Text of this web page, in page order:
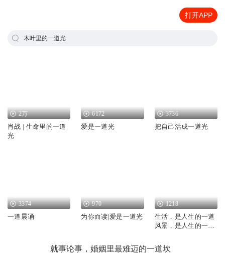
打开APP
木叶里的一道光
2万
肖战 | 生命里的一道
光
6172
爱是一道光
3736
把自己活成一道光
3374
一道晨诵
970
为你而读|爱是一道光
1218
生活，是人生的一道
风景，是人生的一道
就事论事，婚姻里最难迈的一道坎